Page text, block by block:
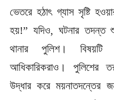
ভেতরে হঠাৎ গ্যাস সৃষ্টি
হয়!” যদিও, ঘটনার তদন্ত
থানার পুলিশ।
আধিকারিকরাও। পুলিশের
উদ্ধার করে ময়নাতদন্তের